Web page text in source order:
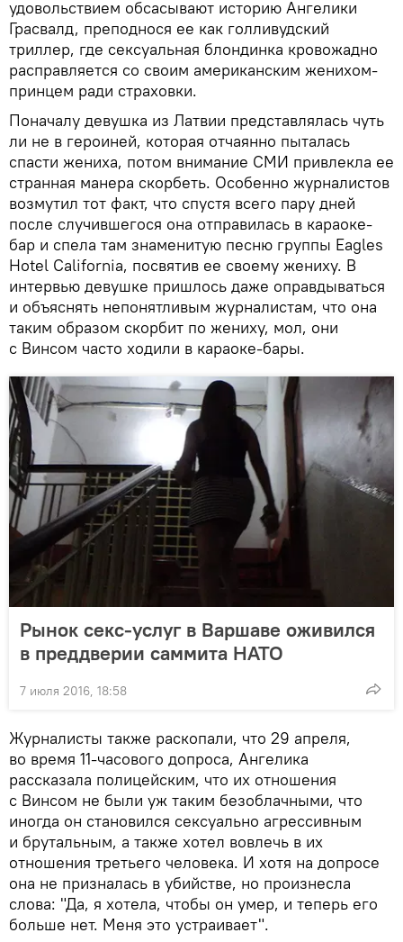
удовольствием обсасывают историю Ангелики
Грасвалд, преподнося ее как голливудский
триллер, где сексуальная блондинка кровожадно
расправляется со своим американским женихом-
принцем ради страховки.
Поначалу девушка из Латвии представлялась чуть
ли не в героиней, которая отчаянно пыталась
спасти жениха, потом внимание СМИ привлекла ее
странная манера скорбеть. Особенно журналистов
возмутил тот факт, что спустя всего пару дней
после случившегося она отправилась в караоке-
бар и спела там знаменитую песню группы Eagles
Hotel California, посвятив ее своему жениху. В
интервью девушке пришлось даже оправдываться
и объяснять непонятливым журналистам, что она
таким образом скорбит по жениху, мол, они
с Винсом часто ходили в караоке-бары.
Рынок секс-услуг в Варшаве оживился
в преддверии саммита НАТО
7 июля 2016, 18:58
Журналисты также раскопали, что 29 апреля,
во время 11-часового допроса, Ангелика
рассказала полицейским, что их отношения
с Винсом не были уж таким безоблачными, что
иногда он становился сексуально агрессивным
и брутальным, а также хотел вовлечь в их
отношения третьего человека. И хотя на допросе
она не призналась в убийстве, но произнесла
слова: "Да, я хотела, чтобы он умер, и теперь его
больше нет. Меня это устраивает".